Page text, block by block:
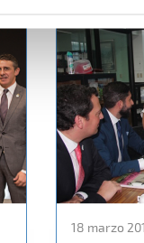
18 marzo